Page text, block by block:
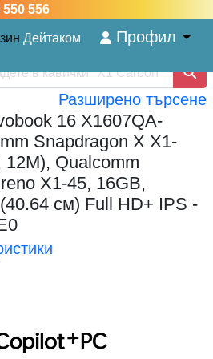
556
Дейтаком Профил
Разширено търсене
16 X1607QA-
Snapdragon X X1-
Qualcomm
X1-45, 16GB,
см) Full HD+ IPS -